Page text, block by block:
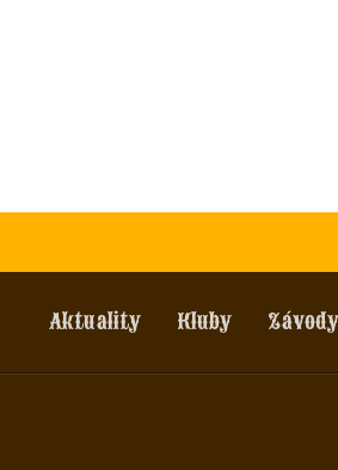
Aktuality Kluby Závody